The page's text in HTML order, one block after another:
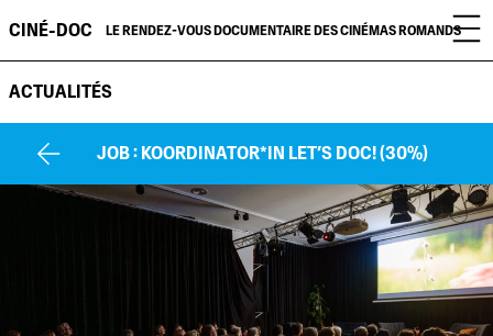
CINÉ-DOC LE RENDEZ-VOUS DOCUMENTAIRE DES CINÉMAS ROMANDS
ACTUALITÉS
JOB : KOORDINATOR*IN LET’S DOC! (30%)